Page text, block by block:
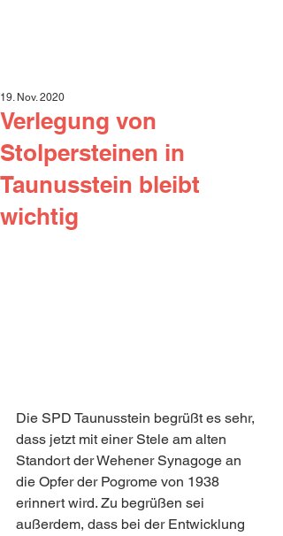
Verlegung von
Stolpersteinen in
Taunusstein bleibt
wichtig
19. Nov. 2020
Die SPD Taunusstein begrüßt es sehr,
dass jetzt mit einer Stele am alten
Standort der Wehener Synagoge an
die Opfer der Pogrome von 1938
erinnert wird. Zu begrüßen sei
außerdem, dass bei der Entwicklung